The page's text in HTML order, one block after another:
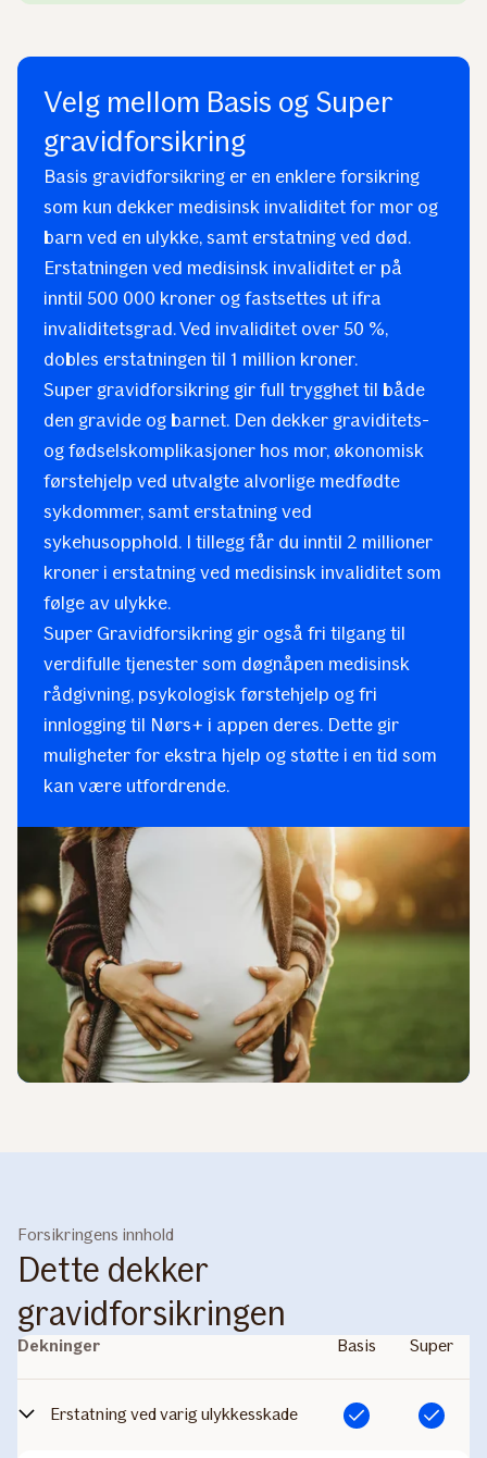
Velg mellom Basis og Super
gravidforsikring
Basis gravidforsikring er en enklere forsikring
som kun dekker medisinsk invaliditet for mor og
barn ved en ulykke, samt erstatning ved død.
Erstatningen ved medisinsk invaliditet er på
inntil 500 000 kroner og fastsettes ut ifra
invaliditetsgrad. Ved invaliditet over 50 %,
dobles erstatningen til 1 million kroner.
Super gravidforsikring gir full trygghet til både
den gravide og barnet. Den dekker graviditets-
og fødselskomplikasjoner hos mor, økonomisk
førstehjelp ved utvalgte alvorlige medfødte
sykdommer, samt erstatning ved
sykehusopphold. I tillegg får du inntil 2 millioner
kroner i erstatning ved medisinsk invaliditet som
følge av ulykke.
Super Gravidforsikring gir også fri tilgang til
verdifulle tjenester som døgnåpen medisinsk
rådgivning, psykologisk førstehjelp og fri
innlogging til Nørs+ i appen deres. Dette gir
muligheter for ekstra hjelp og støtte i en tid som
kan være utfordrende.
Forsikringens innhold
Dette dekker
gravidforsikringen
Dekninger Basis Super
Erstatning ved varig ulykkesskade Inkludert Inkludert